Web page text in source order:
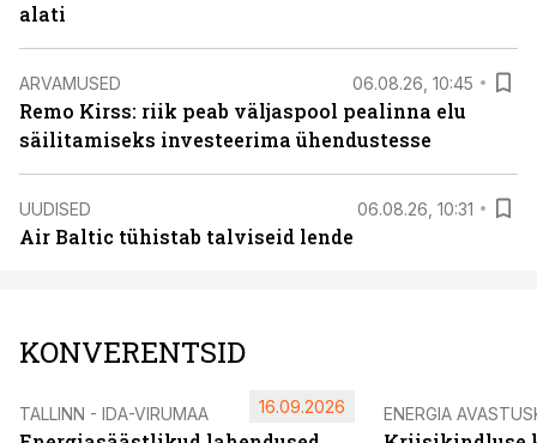
alati
ARVAMUSED 06.08.26, 10:45
Remo Kirss: riik peab väljaspool pealinna elu
säilitamiseks investeerima ühendustesse
UUDISED 06.08.26, 10:31
Air Baltic tühistab talviseid lende
KONVERENTSID
TALLINN - IDA-VIRUMAA 16.09.2026 ENERGIA